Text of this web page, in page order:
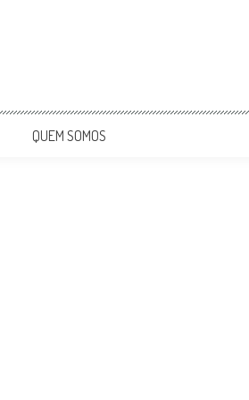
QUEM SOMOS